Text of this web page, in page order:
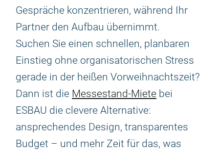
Gespräche konzentrieren, während Ihr
Partner den Aufbau übernimmt.
Suchen Sie einen schnellen, planbaren
Einstieg ohne organisatorischen Stress
gerade in der heißen Vorweihnachtszeit?
Dann ist die Messestand-Miete bei
ESBAU die clevere Alternative:
ansprechendes Design, transparentes
Budget – und mehr Zeit für das, was